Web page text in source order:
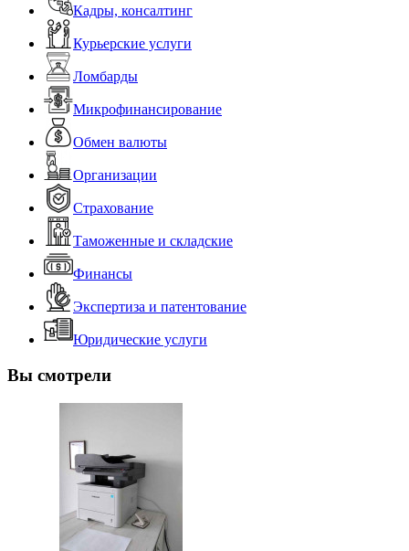
Кадры, консалтинг
Курьерские услуги
Ломбарды
Микрофинансирование
Обмен валюты
Организации
Страхование
Таможенные и складские
Финансы
Экспертиза и патентование
Юридические услуги
Вы смотрели